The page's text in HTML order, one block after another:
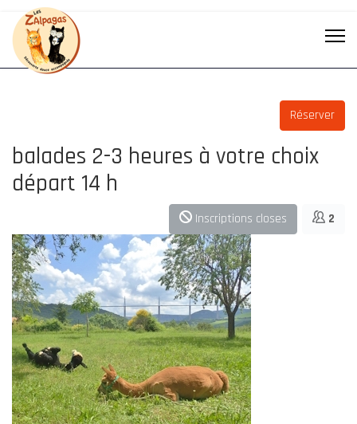
Réserver
balades 2-3 heures à votre choix
départ 14 h
Inscriptions closes 2